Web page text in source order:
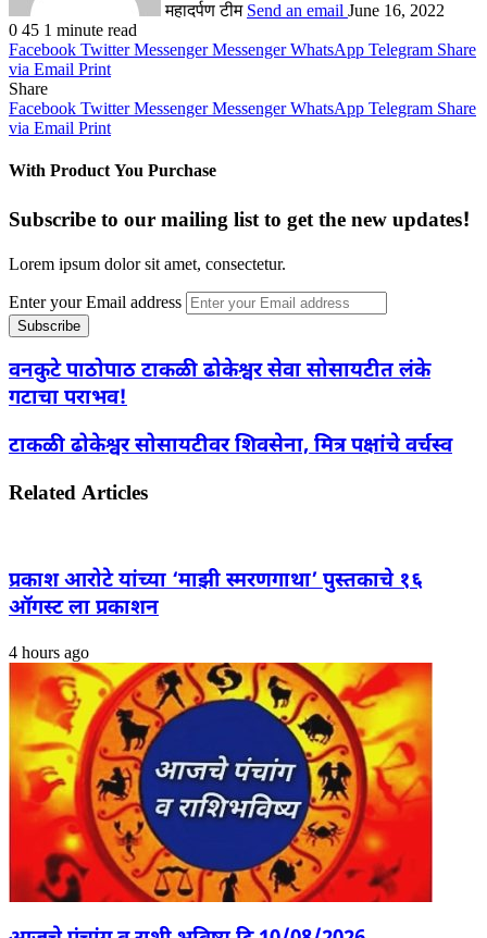
महादर्पण टीम Send an email June 16, 2022
0 45 1 minute read
Facebook Twitter Messenger Messenger WhatsApp Telegram Share
via Email Print
Share
Facebook Twitter Messenger Messenger WhatsApp Telegram Share
via Email Print
With Product You Purchase
Subscribe to our mailing list to get the new updates!
Lorem ipsum dolor sit amet, consectetur.
Enter your Email address
वनकुटे पाठोपाठ टाकळी ढोकेश्वर सेवा सोसायटीत लंके
गटाचा पराभव!
टाकळी ढोकेश्वर सोसायटीवर शिवसेना, मित्र पक्षांचे वर्चस्व
Related Articles
प्रकाश आरोटे यांच्या ‘माझी स्मरणगाथा’ पुस्तकाचे १६
ऑगस्ट ला प्रकाशन
4 hours ago